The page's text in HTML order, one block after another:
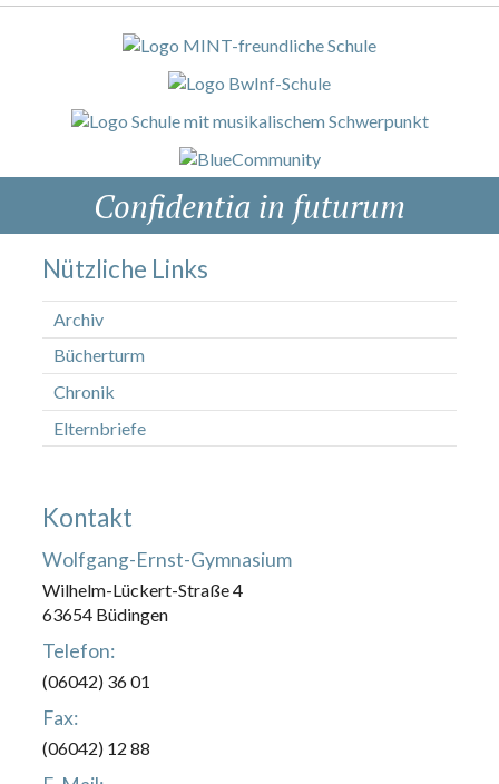
Confidentia in futurum
Nützliche Links
Archiv
Bücherturm
Chronik
Elternbriefe
Kontakt
Wolfgang-Ernst-Gymnasium
Wilhelm-Lückert-Straße 4
63654 Büdingen
Telefon:
(06042) 36 01
Fax:
(06042) 12 88